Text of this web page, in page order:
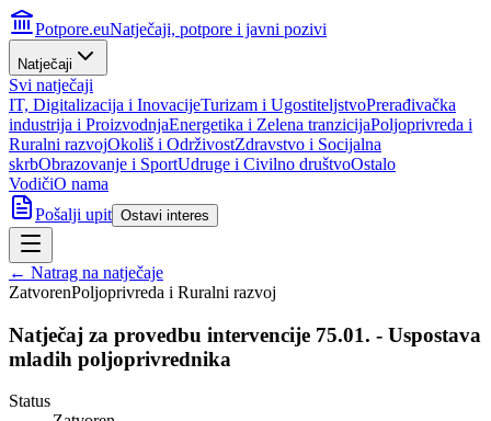
Potpore.euNatječaji, potpore i javni pozivi
Natječaji
Svi natječaji
IT, Digitalizacija i InovacijeTurizam i UgostiteljstvoPrerađivačka
industrija i ProizvodnjaEnergetika i Zelena tranzicijaPoljoprivreda i
Ruralni razvojOkoliš i OdrživostZdravstvo i Socijalna
skrbObrazovanje i SportUdruge i Civilno društvoOstalo
VodičiO nama
Pošalji upit Ostavi interes
← Natrag na natječaje
ZatvorenPoljoprivreda i Ruralni razvoj
Natječaj za provedbu intervencije 75.01. - Uspostava
mladih poljoprivrednika
Status